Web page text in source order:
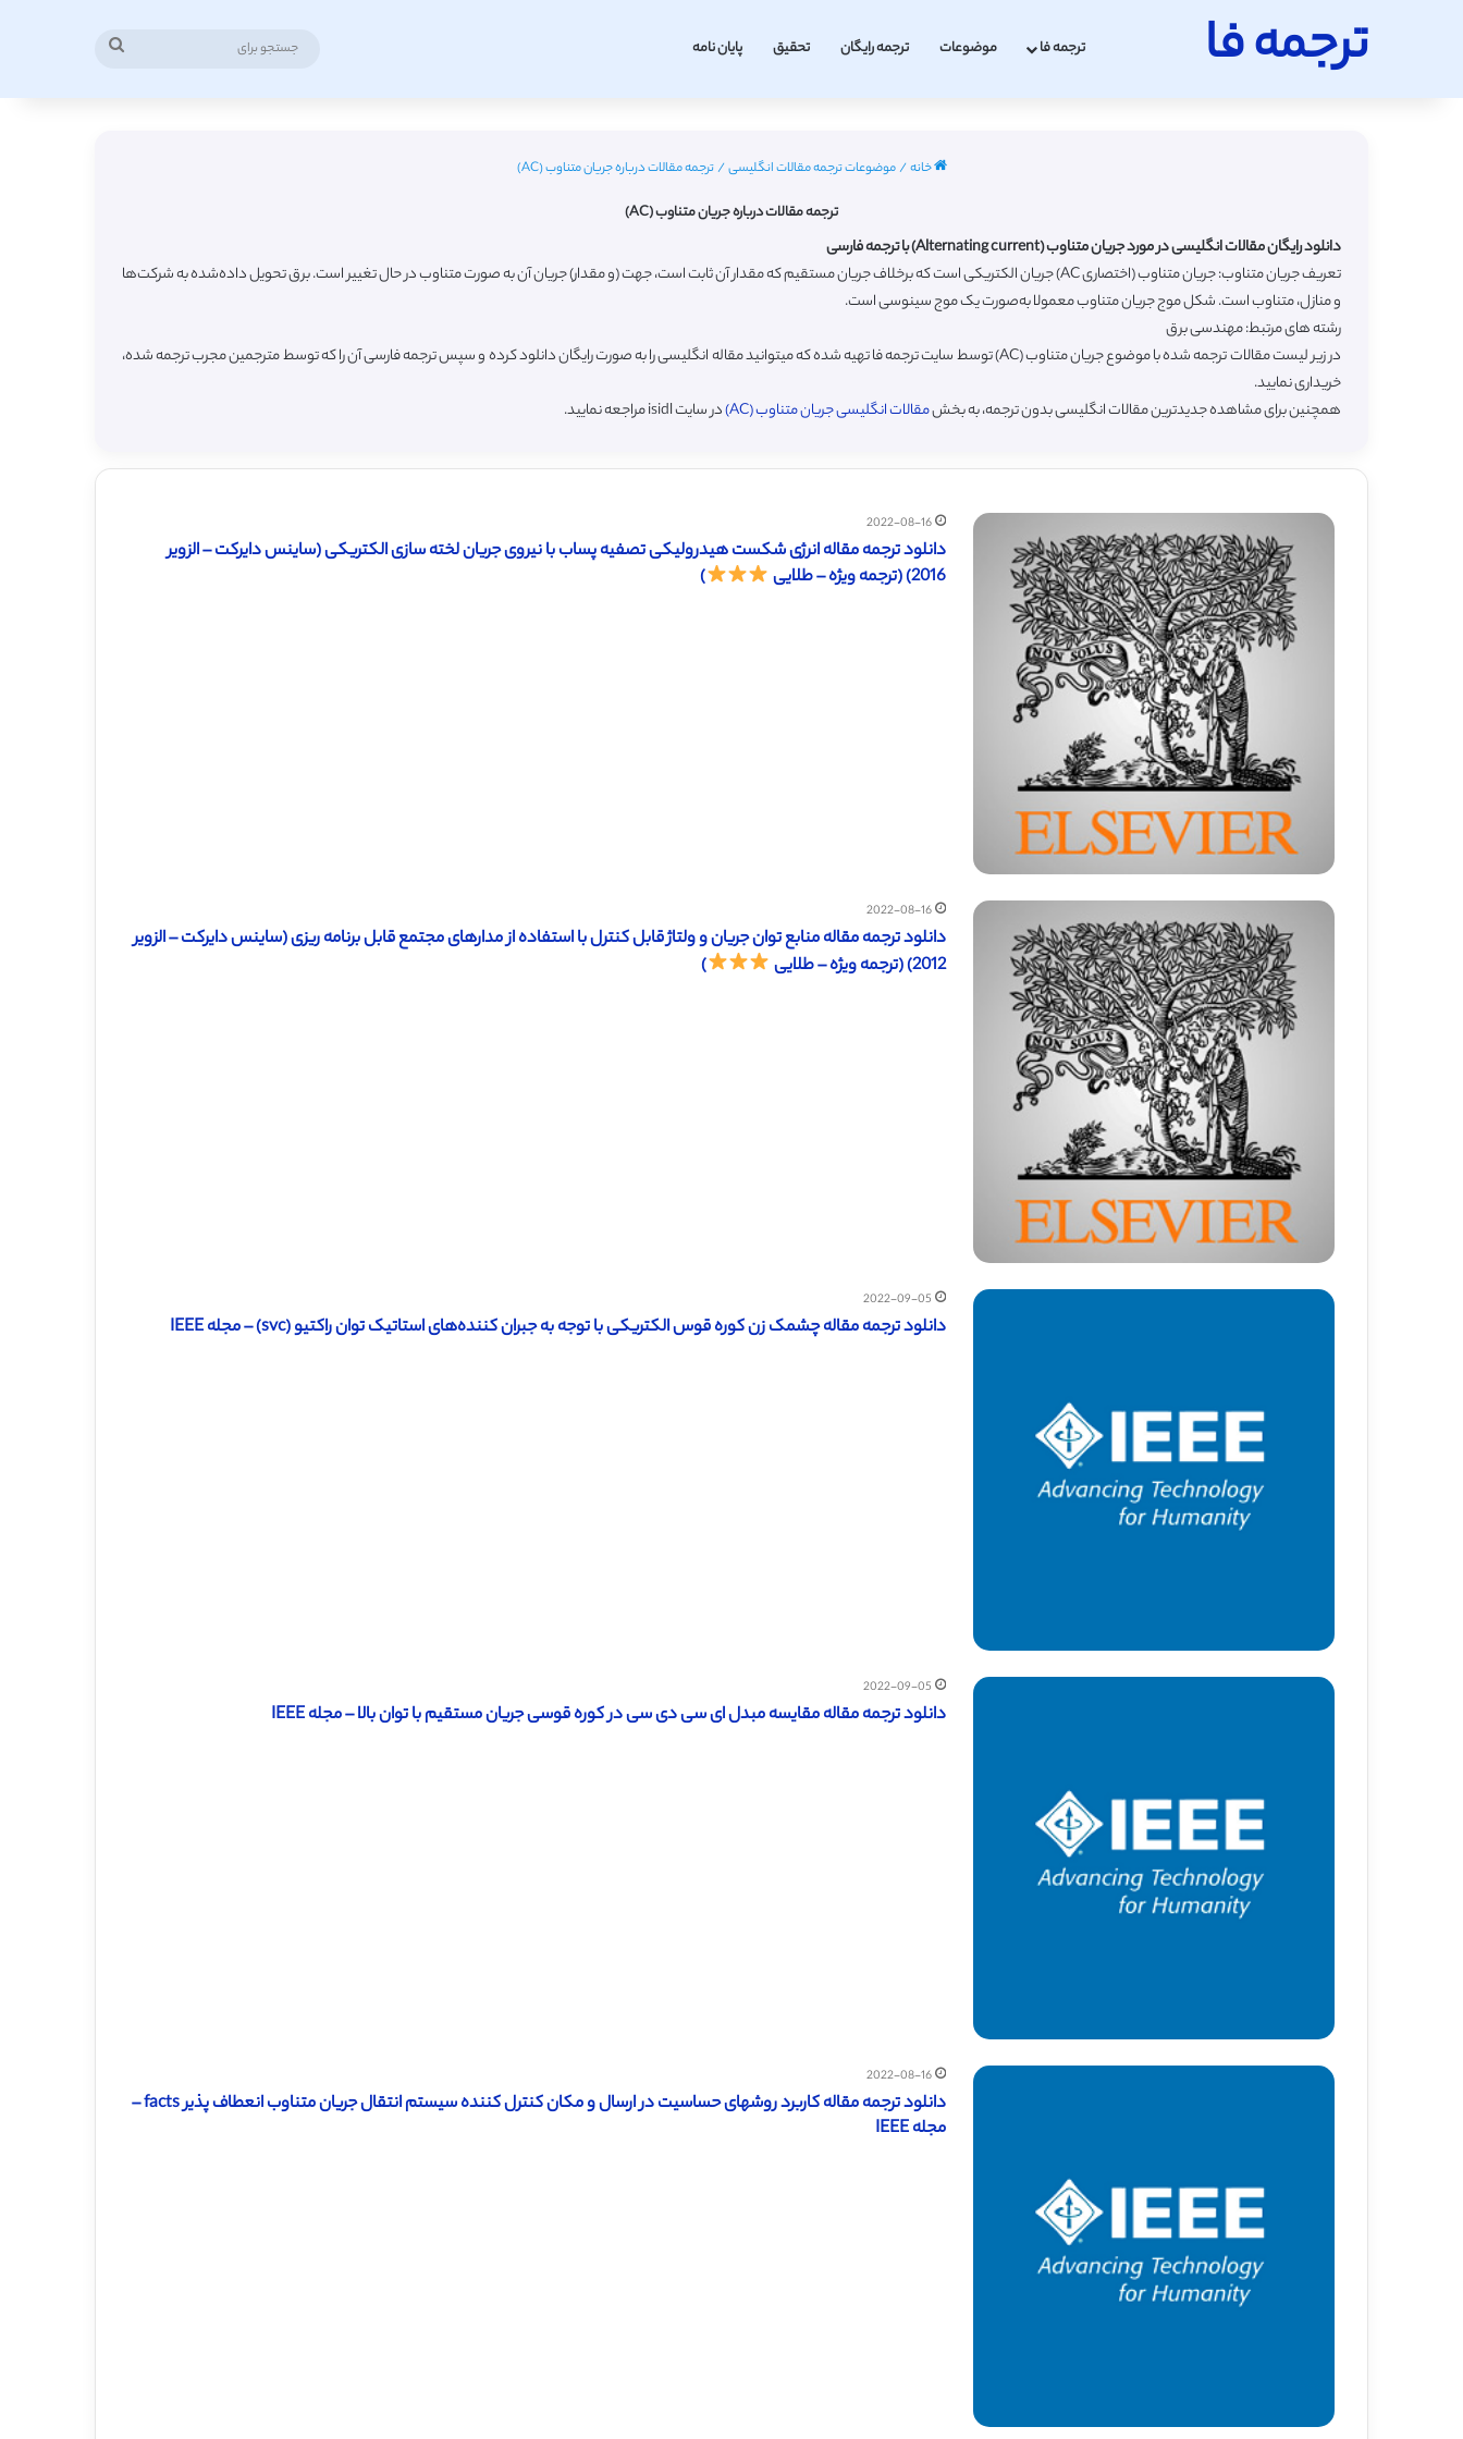
ترجمه فا ترجمه فا موضوعات ترجمه رایگان تحقیق پایان نامه
خانه/موضوعات ترجمه مقالات انگلیسی/ترجمه مقالات درباره جریان متناوب (AC)
ترجمه مقالات درباره جریان متناوب (AC)
دانلود رایگان مقالات انگلیسی در مورد جریان متناوب (Alternating current) با ترجمه فارسی
تعریف جریان متناوب: جریان متناوب (اختصاری AC) جریان الکتریکی است که برخلاف جریان مستقیم که مقدار آن ثابت است، جهت (و مقدار) جریان آن به صورت متناوب در حال تغییر است. برق تحویل داده‌شده به شرکت‌ها
و منازل، متناوب است. شکل موج جریان متناوب معمولا به‌صورت یک موج سینوسی است.
رشته های مرتبط: مهندسی برق
در زیر لیست مقالات ترجمه شده با موضوع جریان متناوب (AC) توسط سایت ترجمه فا تهیه شده که میتوانید مقاله انگلیسی را به صورت رایگان دانلود کرده و سپس ترجمه فارسی آن را که توسط مترجمین مجرب ترجمه شده،
خریداری نمایید.
همچنین برای مشاهده جدیدترین مقالات انگلیسی بدون ترجمه، به بخشمقالات انگلیسی جریان متناوب (AC) در سایت isidl مراجعه نمایید.
2022-08-16
دانلود ترجمه مقاله انرژی شکست هیدرولیکی تصفیه پساب با نیروی جریان لخته سازی الکتریکی (ساینس دایرکت – الزویر
2016) (ترجمه ویژه – طلایی
)
2022-08-16
دانلود ترجمه مقاله منابع توان جریان و ولتاژ قابل کنترل با استفاده از مدارهای مجتمع قابل برنامه ریزی (ساینس دایرکت – الزویر
2012) (ترجمه ویژه – طلایی
)
2022-09-05
دانلود ترجمه مقاله چشمک زن کوره قوس الکتریکی با توجه به جبران کننده‌های استاتیک توان راکتیو (svc) – مجله IEEE
2022-09-05
دانلود ترجمه مقاله مقایسه مبدل ای سی دی سی در کوره قوسی جریان مستقیم با توان بالا – مجله IEEE
2022-08-16
دانلود ترجمه مقاله کاربرد روشهای حساسیت در ارسال و مکان کنترل کننده سیستم انتقال جریان متناوب انعطاف پذیر facts –
مجله IEEE